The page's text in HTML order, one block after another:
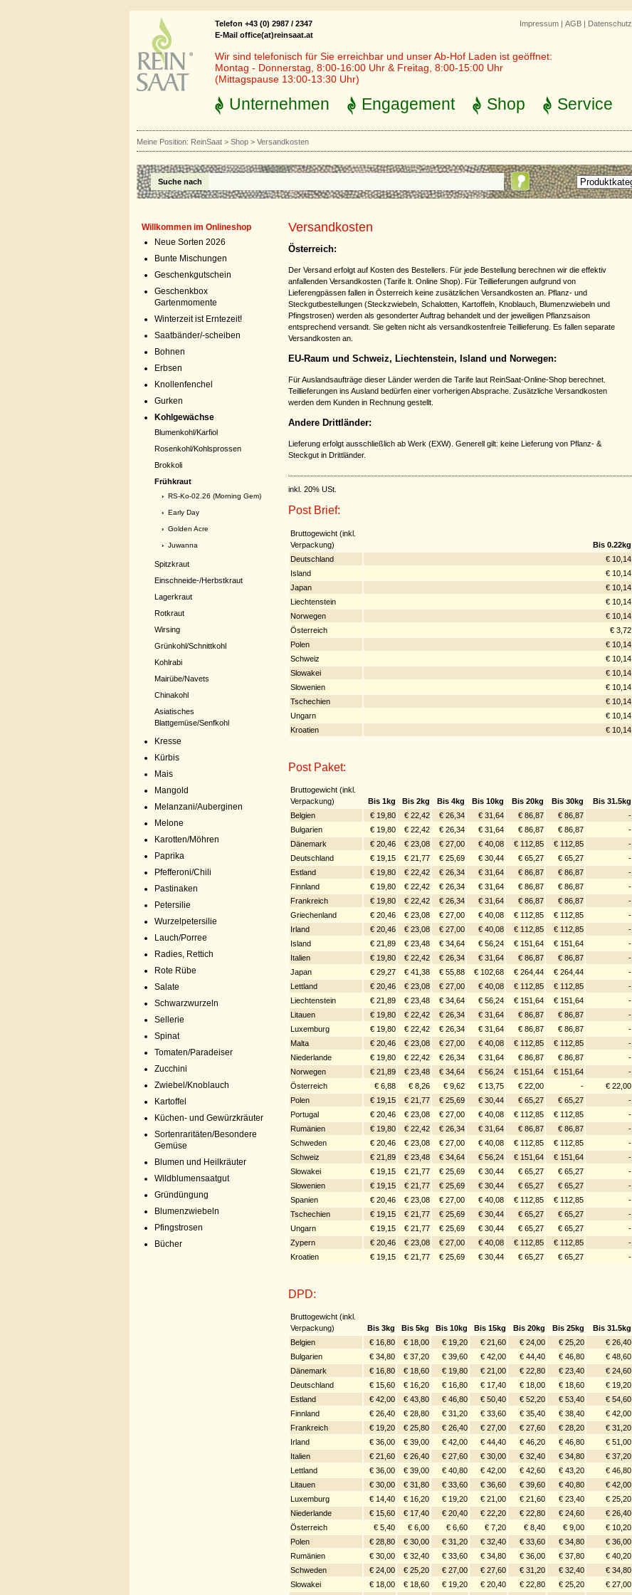
Impressum | AGB | Datenschutz
Telefon +43 (0) 2987 / 2347
E-Mail office(at)reinsaat.at
Wir sind telefonisch für Sie erreichbar und unser Ab-Hof Laden ist geöffnet:
Montag - Donnerstag, 8:00-16:00 Uhr & Freitag, 8:00-15:00 Uhr
(Mittagspause 13:00-13:30 Uhr)
Unternehmen Engagement Shop Service
Meine Position: ReinSaat > Shop > Versandkosten
Suche nach
Willkommen im Onlineshop
Neue Sorten 2026
Bunte Mischungen
Geschenkgutschein
Geschenkbox
Gartenmomente
Winterzeit ist Erntezeit!
Saatbänder/-scheiben
Bohnen
Erbsen
Knollenfenchel
Gurken
Kohlgewächse
Blumenkohl/Karfiol
Rosenkohl/Kohlsprossen
Brokkoli
Frühkraut
› RS-Ko-02.26 (Morning Gem)
› Early Day
› Golden Acre
› Juwanna
Spitzkraut
Einschneide-/Herbstkraut
Lagerkraut
Rotkraut
Wirsing
Grünkohl/Schnittkohl
Kohlrabi
Mairübe/Navets
Chinakohl
Asiatisches
Blattgemüse/Senfkohl
Kresse
Kürbis
Mais
Mangold
Melanzani/Auberginen
Melone
Karotten/Möhren
Paprika
Pfefferoni/Chili
Pastinaken
Petersilie
Wurzelpetersilie
Lauch/Porree
Radies, Rettich
Rote Rübe
Salate
Schwarzwurzeln
Sellerie
Spinat
Tomaten/Paradeiser
Zucchini
Zwiebel/Knoblauch
Kartoffel
Küchen- und Gewürzkräuter
Sortenraritäten/Besondere
Gemüse
Blumen und Heilkräuter
Wildblumensaatgut
Gründüngung
Blumenzwiebeln
Pfingstrosen
Bücher
Versandkosten
Österreich:
Der Versand erfolgt auf Kosten des Bestellers. Für jede Bestellung berechnen wir die effektiv
anfallenden Versandkosten (Tarife lt. Online Shop). Für Teillieferungen aufgrund von
Lieferengpässen fallen in Österreich keine zusätzlichen Versandkosten an. Pflanz- und
Steckgutbestellungen (Steckzwiebeln, Schalotten, Kartoffeln, Knoblauch, Blumenzwiebeln und
Pfingstrosen) werden als gesonderter Auftrag behandelt und der jeweiligen Pflanzsaison
entsprechend versandt. Sie gelten nicht als versandkostenfreie Teillieferung. Es fallen separate
Versandkosten an.
EU-Raum und Schweiz, Liechtenstein, Island und Norwegen:
Für Auslandsaufträge dieser Länder werden die Tarife laut ReinSaat-Online-Shop berechnet.
Teillieferungen ins Ausland bedürfen einer vorherigen Absprache. Zusätzliche Versandkosten
werden dem Kunden in Rechnung gestellt.
Andere Drittländer:
Lieferung erfolgt ausschließlich ab Werk (EXW). Generell gilt: keine Lieferung von Pflanz- &
Steckgut in Drittländer.
inkl. 20% USt.
Post Brief:
Bruttogewicht (inkl.
Verpackung)
Bis 0.22kg
Deutschland
€ 10,14
Island
€ 10,14
Japan
€ 10,14
Liechtenstein
€ 10,14
Norwegen
€ 10,14
Österreich
€ 3,72
Polen
€ 10,14
Schweiz
€ 10,14
Slowakei
€ 10,14
Slowenien
€ 10,14
Tschechien
€ 10,14
Ungarn
€ 10,14
Kroatien
€ 10,14
Post Paket:
Bruttogewicht (inkl.
Verpackung)
Bis 1kg Bis 2kg Bis 4kg Bis 10kg Bis 20kg Bis 30kg
Bis 31.5kg
Belgien
€ 19,80 € 22,42 € 26,34 € 31,64 € 86,87 € 86,87
-
Bulgarien
€ 19,80 € 22,42 € 26,34 € 31,64 € 86,87 € 86,87
-
Dänemark
€ 20,46 € 23,08 € 27,00 € 40,08 € 112,85 € 112,85
-
Deutschland
€ 19,15 € 21,77 € 25,69 € 30,44 € 65,27 € 65,27
-
Estland
€ 19,80 € 22,42 € 26,34 € 31,64 € 86,87 € 86,87
-
Finnland
€ 19,80 € 22,42 € 26,34 € 31,64 € 86,87 € 86,87
-
Frankreich
€ 19,80 € 22,42 € 26,34 € 31,64 € 86,87 € 86,87
-
Griechenland
€ 20,46 € 23,08 € 27,00 € 40,08 € 112,85 € 112,85
-
Irland
€ 20,46 € 23,08 € 27,00 € 40,08 € 112,85 € 112,85
-
Island
€ 21,89 € 23,48 € 34,64 € 56,24 € 151,64 € 151,64
-
Italien
€ 19,80 € 22,42 € 26,34 € 31,64 € 86,87 € 86,87
-
Japan
€ 29,27 € 41,38 € 55,88 € 102,68 € 264,44 € 264,44
-
Lettland
€ 20,46 € 23,08 € 27,00 € 40,08 € 112,85 € 112,85
-
Liechtenstein
€ 21,89 € 23,48 € 34,64 € 56,24 € 151,64 € 151,64
-
Litauen
€ 19,80 € 22,42 € 26,34 € 31,64 € 86,87 € 86,87
-
Luxemburg
€ 19,80 € 22,42 € 26,34 € 31,64 € 86,87 € 86,87
-
Malta
€ 20,46 € 23,08 € 27,00 € 40,08 € 112,85 € 112,85
-
Niederlande
€ 19,80 € 22,42 € 26,34 € 31,64 € 86,87 € 86,87
-
Norwegen
€ 21,89 € 23,48 € 34,64 € 56,24 € 151,64 € 151,64
-
Österreich
€ 6,88 € 8,26 € 9,62 € 13,75 € 22,00 -
€ 22,00
Polen
€ 19,15 € 21,77 € 25,69 € 30,44 € 65,27 € 65,27
-
Portugal
€ 20,46 € 23,08 € 27,00 € 40,08 € 112,85 € 112,85
-
Rumänien
€ 19,80 € 22,42 € 26,34 € 31,64 € 86,87 € 86,87
-
Schweden
€ 20,46 € 23,08 € 27,00 € 40,08 € 112,85 € 112,85
-
Schweiz
€ 21,89 € 23,48 € 34,64 € 56,24 € 151,64 € 151,64
-
Slowakei
€ 19,15 € 21,77 € 25,69 € 30,44 € 65,27 € 65,27
-
Slowenien
€ 19,15 € 21,77 € 25,69 € 30,44 € 65,27 € 65,27
-
Spanien
€ 20,46 € 23,08 € 27,00 € 40,08 € 112,85 € 112,85
-
Tschechien
€ 19,15 € 21,77 € 25,69 € 30,44 € 65,27 € 65,27
-
Ungarn
€ 19,15 € 21,77 € 25,69 € 30,44 € 65,27 € 65,27
-
Zypern
€ 20,46 € 23,08 € 27,00 € 40,08 € 112,85 € 112,85
-
Kroatien
€ 19,15 € 21,77 € 25,69 € 30,44 € 65,27 € 65,27 -
DPD:
Bruttogewicht (inkl.
Verpackung)
Bis 3kg Bis 5kg Bis 10kg Bis 15kg Bis 20kg Bis 25kg
Bis 31.5kg
Belgien
€ 16,80 € 18,00 € 19,20 € 21,60 € 24,00 € 25,20
€ 26,40
Bulgarien
€ 34,80 € 37,20 € 39,60 € 42,00 € 44,40 € 46,80
€ 48,60
Dänemark
€ 16,80 € 18,60 € 19,80 € 21,00 € 22,80 € 23,40
€ 24,60
Deutschland
€ 15,60 € 16,20 € 16,80 € 17,40 € 18,00 € 18,60
€ 19,20
Estland
€ 42,00 € 43,80 € 46,80 € 50,40 € 52,20 € 53,40
€ 54,60
Finnland
€ 26,40 € 28,80 € 31,20 € 33,60 € 35,40 € 38,40
€ 42,00
Frankreich
€ 19,20 € 25,80 € 26,40 € 27,00 € 27,60 € 28,20
€ 31,20
Irland
€ 36,00 € 39,00 € 42,00 € 44,40 € 46,20 € 46,80
€ 51,00
Italien
€ 21,60 € 26,40 € 27,60 € 30,00 € 32,40 € 34,80
€ 37,20
Lettland
€ 36,00 € 39,00 € 40,80 € 42,00 € 42,60 € 43,20
€ 46,80
Litauen
€ 30,00 € 31,80 € 33,60 € 36,60 € 39,60 € 40,80
€ 42,00
Luxemburg
€ 14,40 € 16,20 € 19,20 € 21,00 € 21,60 € 23,40
€ 25,20
Niederlande
€ 15,60 € 17,40 € 20,40 € 22,20 € 22,80 € 24,60
€ 26,40
Österreich
€ 5,40 € 6,00 € 6,60 € 7,20 € 8,40 € 9,00
€ 10,20
Polen
€ 28,80 € 30,00 € 31,20 € 32,40 € 33,60 € 34,80
€ 36,00
Rumänien
€ 30,00 € 32,40 € 33,60 € 34,80 € 36,00 € 37,80
€ 40,20
Schweden
€ 24,00 € 25,20 € 27,00 € 27,60 € 31,20 € 32,40
€ 34,80
Slowakei
€ 18,00 € 18,60 € 19,20 € 20,40 € 22,80 € 25,20
€ 27,00